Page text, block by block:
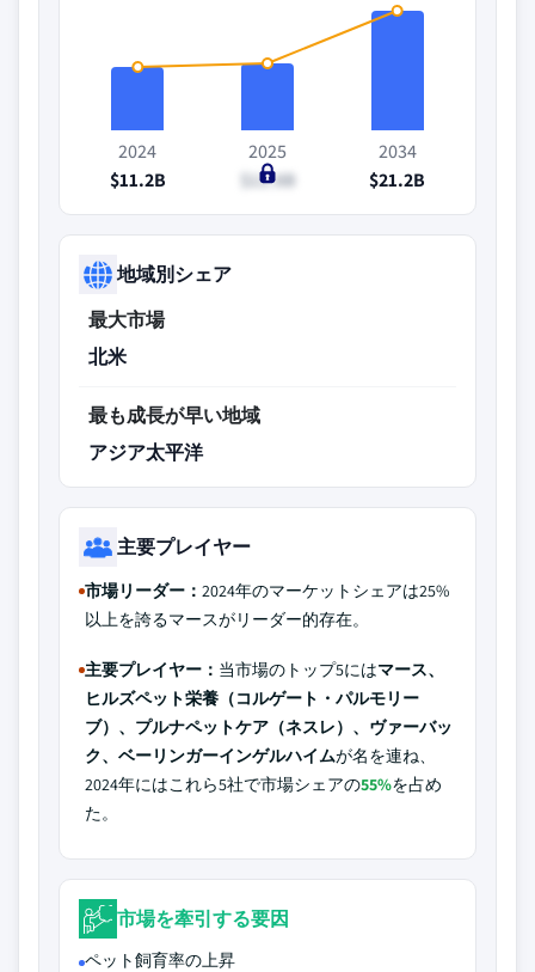
2024
$11.2B
2025
$11.8B
2034
$21.2B
地域別シェア
最大市場
北米
最も成長が早い地域
アジア太平洋
主要プレイヤー
市場リーダー： 2024年のマーケットシェアは25%
以上を誇るマースがリーダー的存在。
主要プレイヤー： 当市場のトップ5にはマース、
ヒルズペット栄養（コルゲート・パルモリー
ブ）、プルナペットケア（ネスレ）、ヴァーバッ
ク、ベーリンガーインゲルハイムが名を連ね、
2024年にはこれら5社で市場シェアの55%を占め
た。
市場を牽引する要因
ペット飼育率の上昇